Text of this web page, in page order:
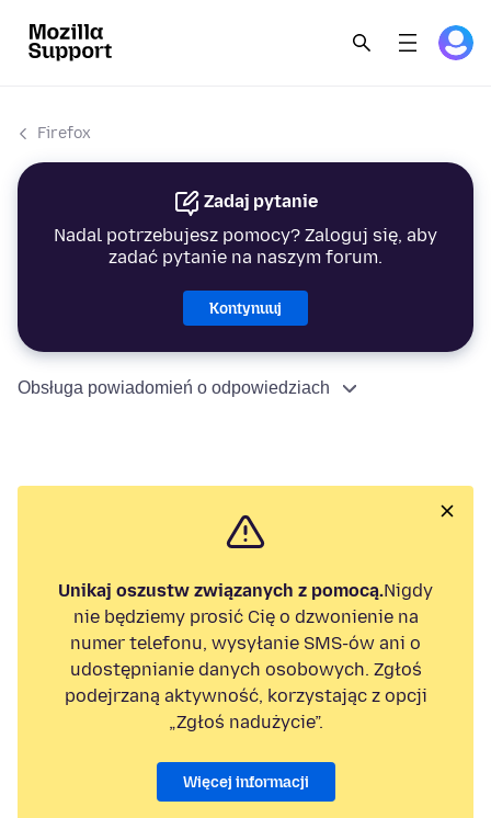
Firefox
Zadaj pytanie
Nadal potrzebujesz pomocy? Zaloguj się, aby
zadać pytanie na naszym forum.
Kontynuuj
Obsługa powiadomień o odpowiedziach
Unikaj oszustw związanych z pomocą.Nigdy
nie będziemy prosić Cię o dzwonienie na
numer telefonu, wysyłanie SMS-ów ani o
udostępnianie danych osobowych. Zgłoś
podejrzaną aktywność, korzystając z opcji
„Zgłoś nadużycie”.
Więcej informacji